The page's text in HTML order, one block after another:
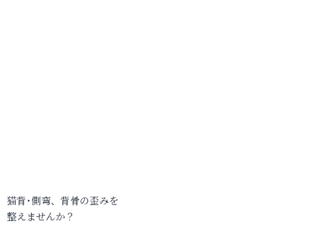
猫背･側弯、背骨の歪みを
整えませんか？